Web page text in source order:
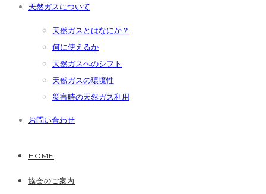
天然ガスについて
天然ガスとはなにか？
何に使えるか
天然ガスへのシフト
天然ガスの環境性
災害時の天然ガス利用
お問い合わせ
HOME
協会のご案内